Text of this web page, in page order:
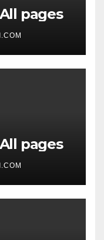
All pages
All pages